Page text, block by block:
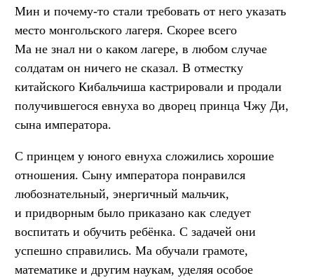
Мин и почему-то стали требовать от него указать
место монгольского лагеря. Скорее всего
Ма не знал ни о каком лагере, в любом случае
солдатам он ничего не сказал. В отместку
китайского Кибальчиша кастрировали и продали
получившегося евнуха во дворец принца Чжу Ди,
сына императора.
С принцем у юного евнуха сложились хорошие
отношения. Сыну императора понравился
любознательный, энергичный мальчик,
и придворным было приказано как следует
воспитать и обучить ребёнка. С задачей они
успешно справились. Ма обучали грамоте,
математике и другим наукам, уделяя особое